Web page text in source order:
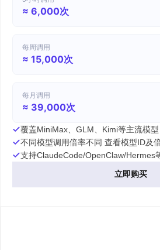
≈ 6,000次
每周调用
≈ 15,000次
每月调用
≈ 39,000次
覆盖MiniMax、GLM、Kimi等主流模型
不同模型调用倍率不同 查看模型ID及
支持ClaudeCode/OpenClaw/Hermes
立即购买